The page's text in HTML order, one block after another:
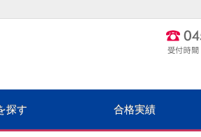
探す 合格実績